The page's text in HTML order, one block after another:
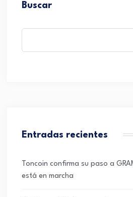
Buscar
Entradas recientes
Toncoin confirma su paso a
está en marcha